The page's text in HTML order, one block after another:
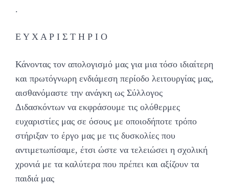
.
Ε Υ Χ Α Ρ Ι Σ Τ Η Ρ Ι Ο
Κάνοντας τον απολογισμό μας για μια τόσο ιδιαίτερη
και πρωτόγνωρη ενδιάμεση περίοδο λειτουργίας μας,
αισθανόμαστε την ανάγκη ως Σύλλογος
Διδασκόντων να εκφράσουμε τις ολόθερμες
ευχαριστίες μας σε όσους με οποιοδήποτε τρόπο
στήριξαν το έργο μας με τις δυσκολίες που
αντιμετωπίσαμε, έτσι ώστε να τελειώσει η σχολική
χρονιά με τα καλύτερα που πρέπει και αξίζουν τα
παιδιά μας